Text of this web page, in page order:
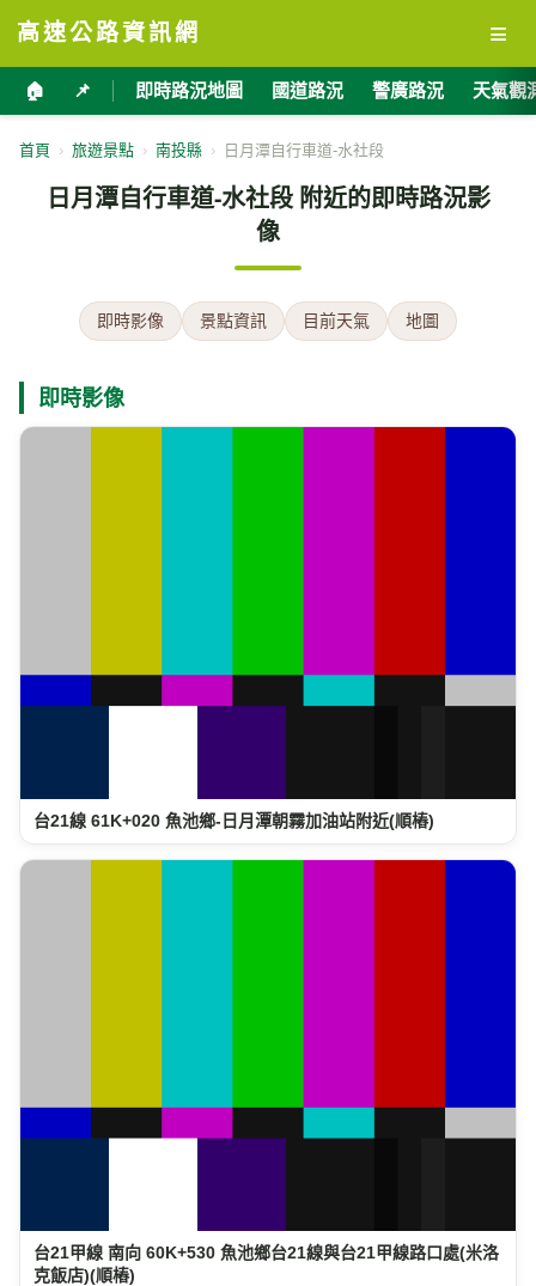
高速公路資訊網 ≡
🏠 📌 即時路況地圖 國道路況 警廣路況 天氣觀
首頁 › 旅遊景點 › 南投縣 › 日月潭自行車道-水社段
日月潭自行車道-水社段 附近的即時路況影
像
即時影像 景點資訊 目前天氣 地圖
即時影像
台21線 61K+020 魚池鄉-日月潭朝霧加油站附近(順樁)
台21甲線 南向 60K+530 魚池鄉台21線與台21甲線路口處(米洛
克飯店)(順樁)